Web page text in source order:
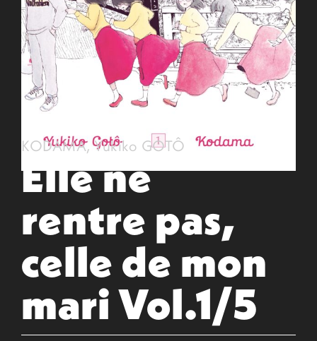
KODAMA,Yukiko GOTÔ
Elle ne
rentre pas,
celle de mon
mari Vol.1/5